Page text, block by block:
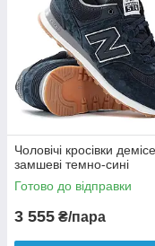
Чоловічі кросівки
замшеві темно-сині
Готово до відправки
3 555 ₴/пара